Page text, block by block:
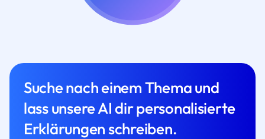
Suche nach einem Thema und
lass unsere AI dir personalisierte
Erklärungen schreiben.